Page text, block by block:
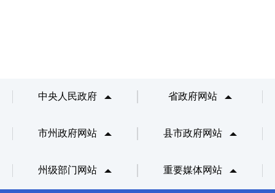
中央人民政府 省政府网站
市州政府网站 县市政府网站
州级部门网站 重要媒体网站